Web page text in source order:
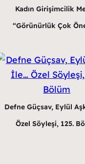
Kadın Girişimcilik
“Görünürlük Çok
Defne Güçsav, Eylül
Özel Söyleşi, 125.